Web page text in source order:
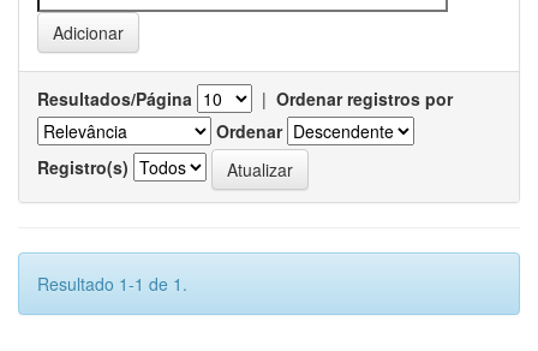
Resultados/Página | Ordenar registros por
Ordenar
Registro(s)
Resultado 1-1 de 1.